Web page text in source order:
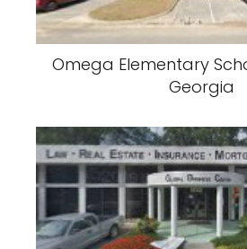
Omega Elementary
Georgia